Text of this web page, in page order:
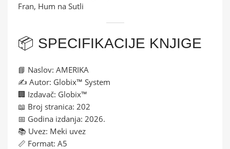
Fran, Hum na Sutli
📦 SPECIFIKACIJE KNJIGE
📘 Naslov: AMERIKA
✍️ Autor: Globix™ System
🏢 Izdavač: Globix™
📖 Broj stranica: 202
📅 Godina izdanja: 2026.
📚 Uvez: Meki uvez
📏 Format: A5